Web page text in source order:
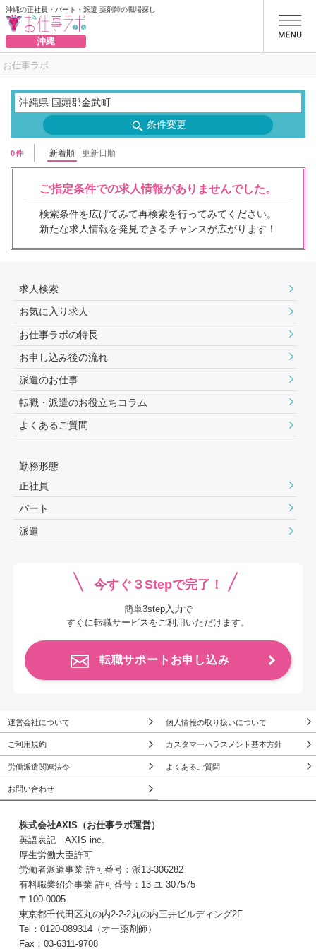
沖縄の正社員・パート・派遣 薬剤師の職場探し
沖縄
お仕事ラボ
沖縄県 国頭郡金武町
条件変更
0件 新着順 更新日順
ご指定条件での求人情報がありませんでした。
検索条件を広げてみて再検索を行ってみてください。
新たな求人情報を発見できるチャンスが広がります！
求人検索
お気に入り求人
お仕事ラボの特長
お申し込み後の流れ
派遣のお仕事
転職・派遣のお役⽴ちコラム
よくあるご質問
勤務形態
正社員
パート
派遣
今すぐ３Stepで完了！
簡単3step入力で
すぐに転職サービスをご利用いただけます。
転職サポートお申し込み
運営会社について 個人情報の取り扱いについて
ご利用規約 カスタマーハラスメント基本方針
労働派遣関連法令 よくあるご質問
お問い合わせ
株式会社AXIS（お仕事ラボ運営）
英語表記 AXIS inc.
厚生労働大臣許可
労働者派遣事業 許可番号：派13-306282
有料職業紹介事業 許可番号：13-ユ-307575
〒100-0005
東京都千代田区丸の内2-2-2丸の内三井ビルディング2F
Tel：0120-089314（オー薬剤師）
Fax：03-6311-9708